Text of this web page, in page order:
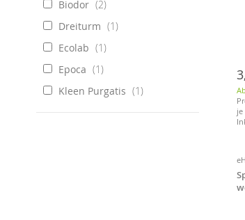
je
Biodor
2
Dreiturm
1
Ecolab
1
Epoca
1
Kleen Purgatis
1